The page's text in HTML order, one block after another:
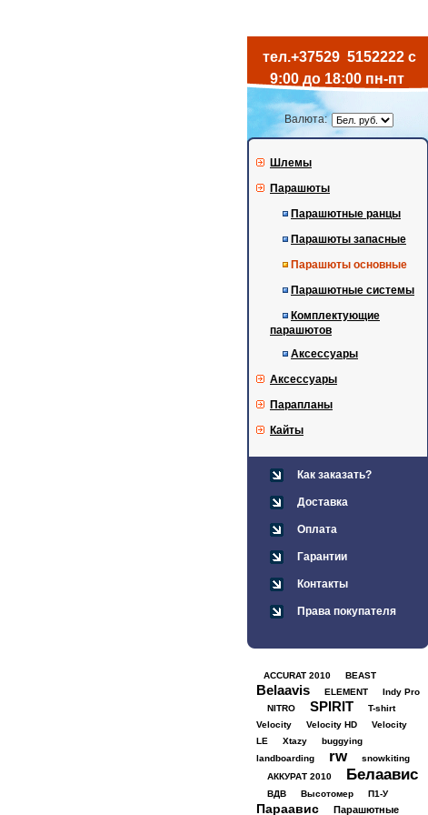
тел.+37529 5152222 с
9:00 до 18:00 пн-пт
Валюта:
Шлемы
Парашюты
Парашютные ранцы
Парашюты запасные
Парашюты основные
Парашютные системы
Комплектующие
парашютов
Аксессуары
Аксессуары
Парапланы
Кайты
Как заказать?
Доставка
Оплата
Гарантии
Контакты
Права покупателя
ACCURAT 2010 BEAST
Belaavis ELEMENT
Indy Pro
NITRO
SPIRIT
T-shirt
Velocity
Velocity HD
Velocity
LE
Xtazy
buggying
landboarding
rw
snowkiting
АККУРАТ 2010
Белаавис
ВДВ Высотомер П1-У
Параавис Парашютные